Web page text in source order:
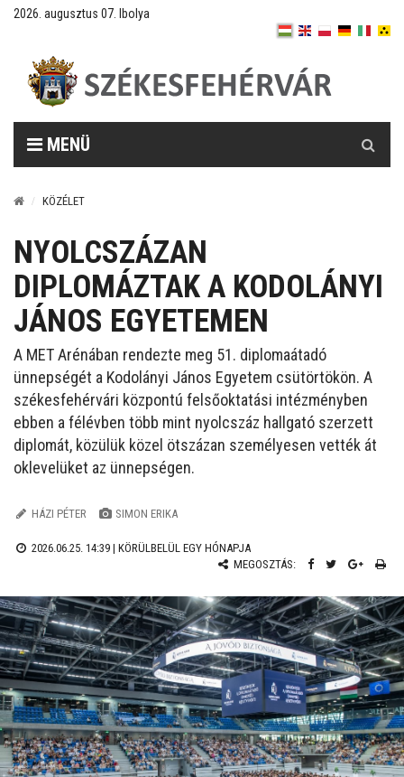
2026. augusztus 07. Ibolya
MENÜ
KÖZÉLET
NYOLCSZÁZAN
DIPLOMÁZTAK A KODOLÁNYI
JÁNOS EGYETEMEN
A MET Arénában rendezte meg 51. diplomaátadó
ünnepségét a Kodolányi János Egyetem csütörtökön. A
székesfehérvári központú felsőoktatási intézményben
ebben a félévben több mint nyolcszáz hallgató szerzett
diplomát, közülük közel ötszázan személyesen vették át
oklevelüket az ünnepségen.
HÁZI PÉTER SIMON ERIKA
2026.06.25. 14:39 | KÖRÜLBELÜL EGY HÓNAPJA
MEGOSZTÁS: